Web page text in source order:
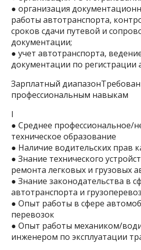
● организация
работы автотранспорта,
сроков сдачи путевой и
документации;
● учет автотранспорта,
документации по регистрации
Зарплатный
профессиональным навыкам
I
● Среднее профессиональное/
техническое образование
● Наличие водительских прав
● Знание технического
ремонта легковых и грузовых
● Знание законодательства в
автотранспорта и
● Опыт работы в сфере
перевозок
● Опыт работы механиком/
инженером по эксплуатации